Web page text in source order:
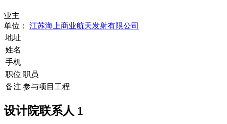
业主
单位： 江苏海上商业航天发射有限公司
地址
姓名
手机
职位 职员
备注 参与项目工程
设计院联系人 1